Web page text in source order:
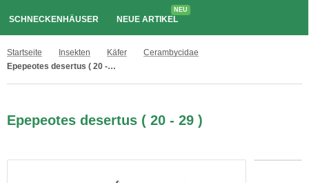
SCHNECKENHÄUSER NEUE ARTIKEL
NEU
Startseite Insekten Käfer
Cerambycidae
Epepeotes desertus ( 20 - 29 )
Epepeotes desertus ( 20 - 29 )